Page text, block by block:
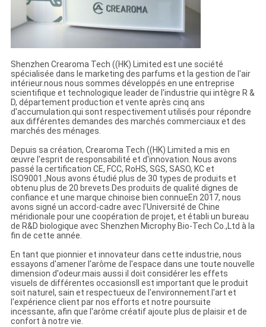
Shenzhen Crearoma Tech ((HK) Limited est une société
spécialisée dans le marketing des parfums et la gestion de l'air
intérieur.nous nous sommes développés en une entreprise
scientifique et technologique leader de l'industrie qui intègre R &
D, département production et vente après cinq ans
d'accumulation.qui sont respectivement utilisés pour répondre
aux différentes demandes des marchés commerciaux et des
marchés des ménages.
Depuis sa création, Crearoma Tech ((HK) Limited a mis en
œuvre l'esprit de responsabilité et d'innovation. Nous avons
passé la certification CE, FCC, RoHS, SGS, SASO, KC et
ISO9001.,Nous avons étudié plus de 30 types de produits et
obtenu plus de 20 brevets.Des produits de qualité dignes de
confiance et une marque chinoise bien connueEn 2017, nous
avons signé un accord-cadre avec l'Université de Chine
méridionale pour une coopération de projet, et établi un bureau
de R&D biologique avec Shenzhen Microphy Bio-Tech Co.,Ltd à la
fin de cette année.
En tant que pionnier et innovateur dans cette industrie, nous
essayons d'amener l'arôme de l'espace dans une toute nouvelle
dimension d'odeur.mais aussi il doit considérer les effets
visuels de différentes occasionsIl est important que le produit
soit naturel, sain et respectueux de l'environnement.l'art et
l'expérience client par nos efforts et notre poursuite
incessante, afin que l'arôme créatif ajoute plus de plaisir et de
confort à notre vie.